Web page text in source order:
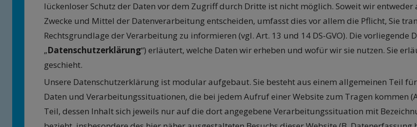
lückenloser Schutz der Daten vor dem Zugriff durch Dritte ist nicht möglich. Soweit wir
Zwecke und Mittel der Datenverarbeitung entscheiden, umfasst dies vor allem die Pflicht, Sie
Rechtsgrundlage der Verarbeitung zu informieren (vgl. Art. 13 und 14 DS-GVO). Die
„Datenschutzerklärung“) erläutert, welche Daten wir erheben und wofür wir sie nutzen. Sie
geschieht.
Unsere Datenschutzerklärung ist modular aufgebaut. Sie besteht aus einem allgemeinen Teil
Daten und Verarbeitungssituationen, die bei jedem Aufruf einer Website zum Tragen kommen
Teil, dessen Inhalt sich jeweils nur auf die dort angegebene Verarbeitungssituation mit